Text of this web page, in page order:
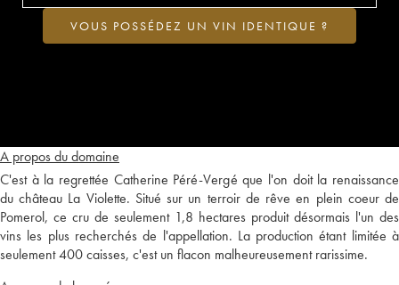
A propos du domaine
C'est à la regrettée Catherine Péré-Vergé que l'on doit la renaissance
du château La Violette. Situé sur un terroir de rêve en plein coeur de
Pomerol, ce cru de seulement 1,8 hectares produit désormais l'un des
vins les plus recherchés de l'appellation. La production étant limitée à
seulement 400 caisses, c'est un flacon malheureusement rarissime.
VOUS POSSÉDEZ UN VIN IDENTIQUE ?